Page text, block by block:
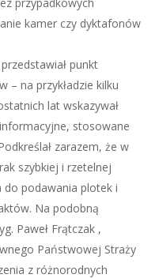
kamer czy dyktafonów
punkt
– na przykładzie kilku
lat wskazywał
stosowane
zarazem, że w
szybkiej i rzetelnej
do podawania plotek i
Na podobną
Paweł Frątczak ,
Państwowej Straży
z różnorodnych